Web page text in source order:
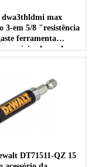
dwa3thldmi max
3-em 5/8 "resistência
ferramenta
chave de
impacto bits de
DT71511-QZ 15